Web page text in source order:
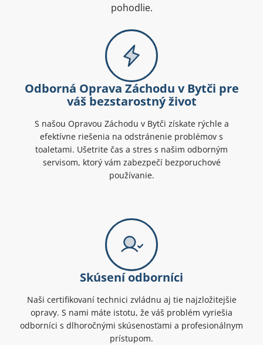
pohodlie.
Odborná Oprava Záchodu v Bytči pre
váš bezstarostný život
S našou Opravou Záchodu v Bytči získate rýchle a
efektívne riešenia na odstránenie problémov s
toaletami. Ušetrite čas a stres s našim odborným
servisom, ktorý vám zabezpečí bezporuchové
používanie.
Skúsení odborníci
Naši certifikovaní technici zvládnu aj tie najzložitejšie
opravy. S nami máte istotu, že váš problém vyriešia
odborníci s dlhoročnými skúsenosťami a profesionálnym
prístupom.